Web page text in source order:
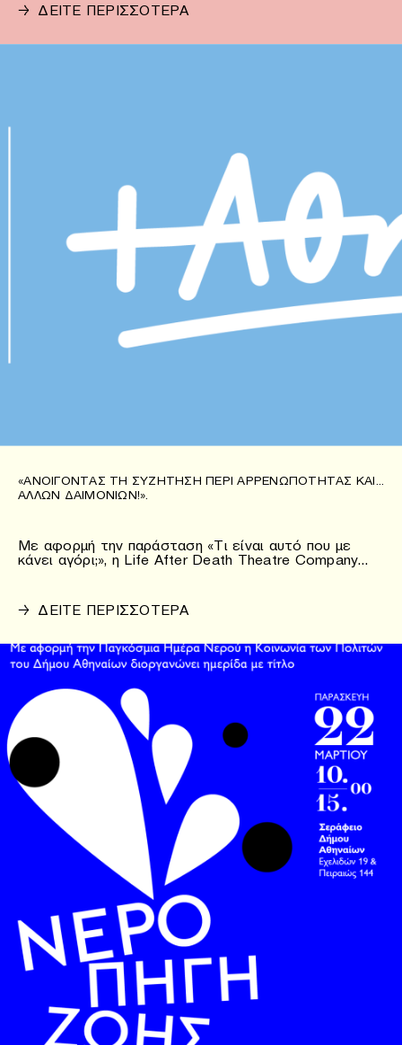
→ ΔΕΙΤΕ ΠΕΡΙΣΣΟΤΕΡΑ
«ΑΝΟΊΓΟΝΤΑΣ ΤΗ ΣΥΖΉΤΗΣΗ ΠΕΡΊ ΑΡΡΕΝΩΠΌΤΗΤΑΣ ΚΑΙ…
ΆΛΛΩΝ ΔΑΙΜΟΝΊΩΝ!».
Με αφορμή την παράσταση «Τι είναι αυτό που με
κάνει αγόρι;», η Life After Death Theatre Company…
→ ΔΕΙΤΕ ΠΕΡΙΣΣΟΤΕΡΑ